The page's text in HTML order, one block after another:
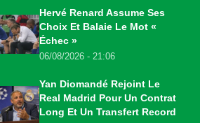
Hervé Renard Assume Ses
Choix Et Balaie Le Mot «
Échec »
06/08/2026 - 21:06
Yan Diomandé Rejoint Le
Real Madrid Pour Un Contrat
Long Et Un Transfert Record